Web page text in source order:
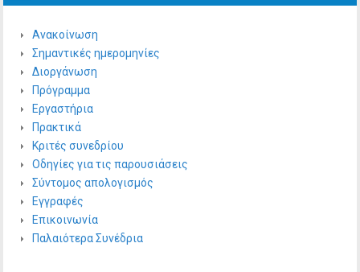
Ανακοίνωση
Σημαντικές ημερομηνίες
Διοργάνωση
Πρόγραμμα
Εργαστήρια
Πρακτικά
Κριτές συνεδρίου
Οδηγίες για τις παρουσιάσεις
Σύντομος απολογισμός
Εγγραφές
Επικοινωνία
Παλαιότερα Συνέδρια